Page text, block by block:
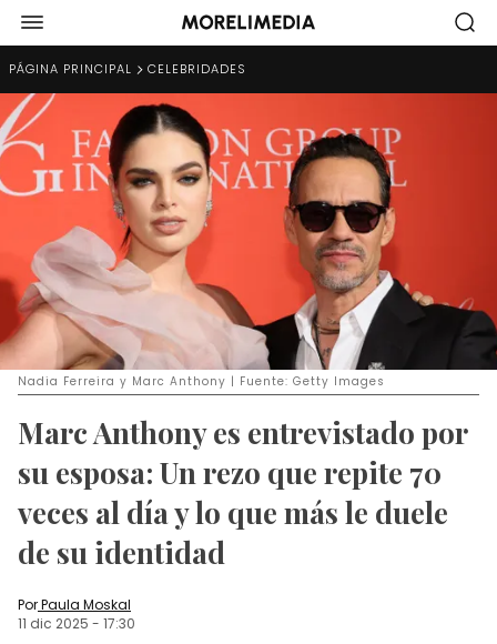
PÁGINA PRINCIPAL CELEBRIDADES
Nadia Ferreira y Marc Anthony | Fuente: Getty Images
Marc Anthony es entrevistado por
su esposa: Un rezo que repite 70
veces al día y lo que más le duele
de su identidad
PorPaula Moskal
11 dic 2025 - 17:30